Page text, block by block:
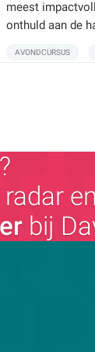
meest
onthuld aan de
AVONDCURSUS
bij